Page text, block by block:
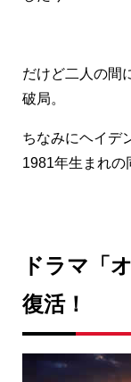
だけど二人の間
破局。
ちなみにヘイデ
1981年生まれの
ドラマ「
復活！